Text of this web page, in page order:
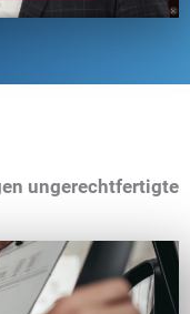
ungerechtfertigte